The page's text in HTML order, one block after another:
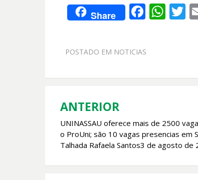
Share F
b
o
W
A
T
POSTADO EM NOTICIAS
Navegação
de
Post
ANTERIOR
UNINASSAU oferece mais de 2500
o ProUni; são 10 vagas presencias em
Talhada Rafaela Santos3 de agosto de